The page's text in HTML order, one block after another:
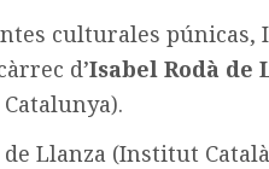
culturales púnicas,
d’Isabel Rodà de
Llanza (Institut